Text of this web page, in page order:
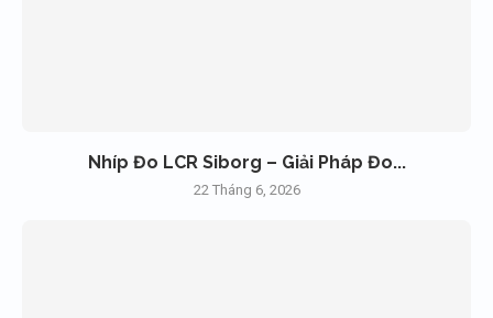
Nhíp Đo LCR Siborg – Giải Pháp Đo...
22 Tháng 6, 2026